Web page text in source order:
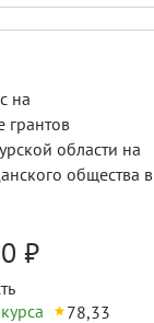
на
грантов
области на
общества в
₽
78,33